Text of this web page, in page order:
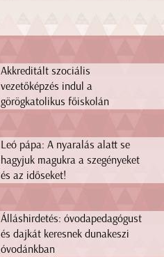
Akkreditált szociális
vezetőképzés indul a
görögkatolikus főiskolán
Leó pápa: A nyaralás alatt se
hagyjuk magukra a szegényeket
és az időseket!
Álláshirdetés: óvodapedagógust
és dajkát keresnek dunakeszi
óvodánkban